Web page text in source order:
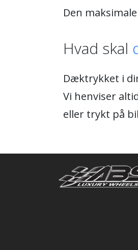
Den
Hvad skal
Dæktrykket i
Vi henviser
eller trykt på